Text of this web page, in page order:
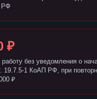
РФ
₽
без уведомления о
19.7.5-1 КоАП РФ, при
₽